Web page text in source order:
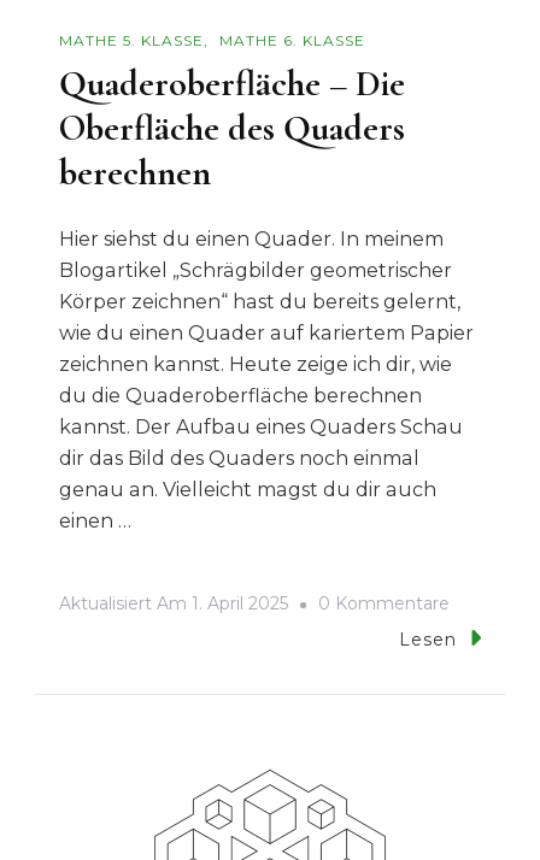
MATHE 5. KLASSE MATHE 6. KLASSE
Quaderoberfläche – Die
Oberfläche des Quaders
berechnen
Hier siehst du einen Quader. In meinem
Blogartikel „Schrägbilder geometrischer
Körper zeichnen“ hast du bereits gelernt,
wie du einen Quader auf kariertem Papier
zeichnen kannst. Heute zeige ich dir, wie
du die Quaderoberfläche berechnen
kannst. Der Aufbau eines Quaders Schau
dir das Bild des Quaders noch einmal
genau an. Vielleicht magst du dir auch
einen …
Aktualisiert Am 1. April 2025 0 Kommentare
Lesen